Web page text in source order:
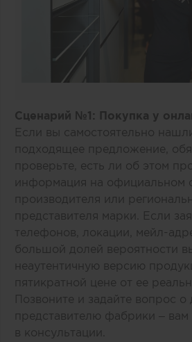
Сценарий №1: Покупка у
Если вы самостоятельно
подходящее предложение,
проверьте, есть ли об этом
информация на официальном
производителя или
представителя марки. Если
телефонов, локации, мейл-
большой долей вероятности
неаутентичную версию
пятикратной цене от ее
Позвоните и задайте вопрос
представителю фабрики – вам
в консультации.